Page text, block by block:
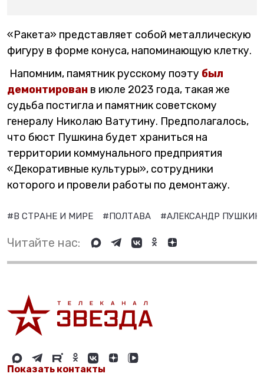
«Ракета» представляет собой металлическую
фигуру в форме конуса, напоминающую клетку.
Напомним, памятник русскому поэту был
демонтирован в июле 2023 года, такая же
судьба постигла и памятник советскому
генералу Николаю Ватутину. Предполагалось,
что бюст Пушкина будет храниться на
территории коммунального предприятия
«Декоративные культуры», сотрудники
которого и провели работы по демонтажу.
#В СТРАНЕ И МИРЕ #ПОЛТАВА #АЛЕКСАНДР ПУШКИН
Читайте нас:
Показать контакты